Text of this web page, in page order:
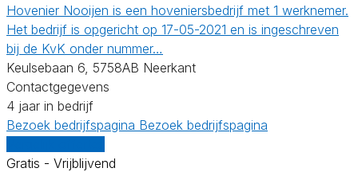
Hovenier Nooijen is een hoveniersbedrijf met 1 werknemer.
Het bedrijf is opgericht op 17-05-2021 en is ingeschreven
bij de KvK onder nummer…
Keulsebaan 6, 5758AB Neerkant
Contactgegevens
4 jaar in bedrijf
Bezoek bedrijfspagina Bezoek bedrijfspagina
Gratis - Vrijblijvend